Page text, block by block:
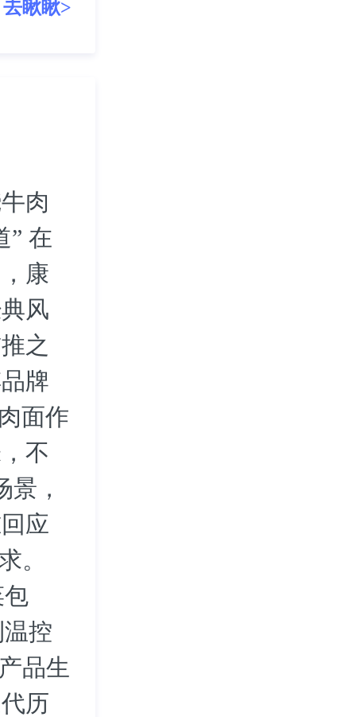
去瞅瞅>
肉
” 在
康
风
之
牌
面作
不
，
应
。
控
品生
历